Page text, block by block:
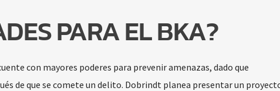
PARA EL BKA?
con mayores poderes para prevenir amenazas, dado que
de que se comete un delito. Dobrindt planea presentar un